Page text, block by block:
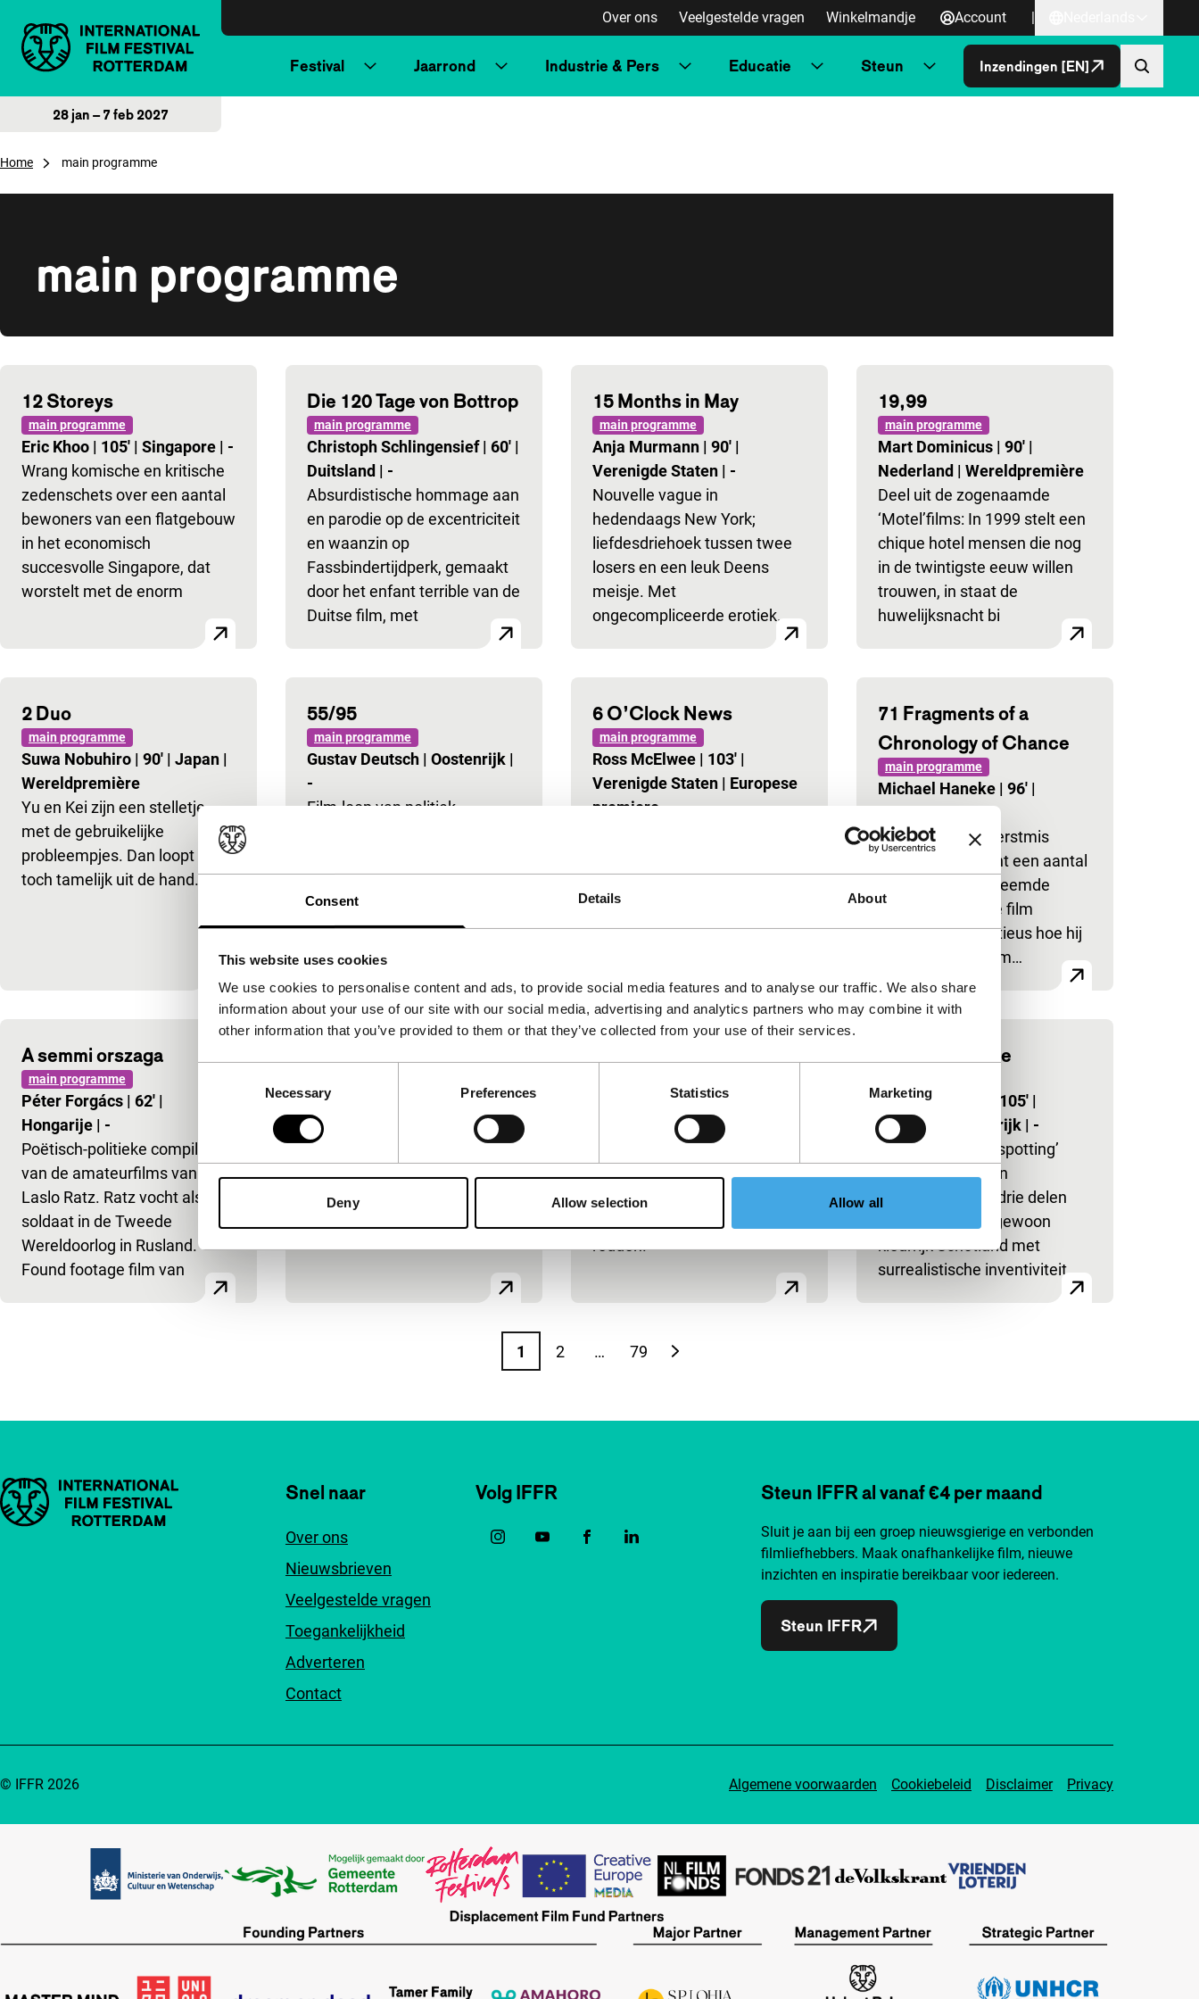
Consent Details About
This website uses cookies
We use cookies to personalise content and ads, to provide social media features and to analyse our traffic. We also share
information about your use of our site with our social media, advertising and analytics partners who may combine it with
other information that you’ve provided to them or that they’ve collected from your use of their services.
Necessary Preferences Statistics Marketing
Deny Allow selection Allow all
Over ons Veelgestelde vragen Winkelmandje Account |
Festival Jaarrond Industrie & Pers Educatie Steun Inzendingen [EN]
28 jan – 7 feb 2027
Home main programme
main programme
12 Storeys
main programme
Eric Khoo | 105' | Singapore | -
Wrang komische en kritische
zedenschets over een aantal
bewoners van een flatgebouw
in het economisch
succesvolle Singapore, dat
worstelt met de enorm
Die 120 Tage von Bottrop
main programme
Christoph Schlingensief| 60' |
Duitsland | -
Absurdistische hommage aan
en parodie op de excentriciteit
en waanzin op
Fassbindertijdperk, gemaakt
door het enfant terrible van de
Duitse film, met
15 Months in May
main programme
Anja Murmann | 90' |
Verenigde Staten | -
Nouvelle vague in
hedendaags New York;
liefdesdriehoek tussen twee
losers en een leuk Deens
meisje. Met
ongecompliceerde erotiek.
19,99
main programme
Mart Dominicus | 90' |
Nederland | Wereldpremière
Deel uit de zogenaamde
‘Motel’films: In 1999 stelt een
chique hotel mensen die nog
in de twintigste eeuw willen
trouwen, in staat de
huwelijksnacht bi
2 Duo
main programme
Suwa Nobuhiro | 90' | Japan |
Wereldpremière
Yu en Kei zijn een stelletje
met de gebruikelijke
probleempjes. Dan loopt het
toch tamelijk uit de hand.
55/95
main programme
Gustav Deutsch | Oostenrijk |
-
Film-loop van politiek
6 O’Clock News
main programme
Ross McElwee | 103' |
Verenigde Staten | Europese
premiere
verbazen.
71 Fragments of a
Chronology of Chance
main programme
Michael Haneke | 96' |
Op de dag voor kerstmis
schiet een student een aantal
hem volkomen vreemde
mensen dood. De film
onderzoekt minutieus hoe hij
tot zijn daad kwam…
A semmi orszaga
main programme
Péter Forgács | 62' |
Hongarije | -
Poëtisch-politieke compilatie
van de amateurfilms van
Laslo Ratz. Ratz vocht als
soldaat in de Tweede
Wereldoorlog in Rusland.
Found footage film van
Harry Cleven België|- James Cameron|171'
Verenigde Staten|
Director’s cut van
spectaculaire SF-actiefilm.
Reddingsduikers moeten
gezonken nucleaire boot
redden.
The Acid House
Paul McGuigan 105' |
Verenigd Koninkrijk | -
Door Irvine ‘Trainspotting’
Welsh geschreven
stadssprookje in drie delen
toont een buitengewoon
kleurrijk Schotland met
surrealistische inventiviteit.
Pagina
1
Pagina
2 …
Pagina
79
Belangrijke links Snel naar
Over ons
Nieuwsbrieven
Veelgestelde vragen
Toegankelijkheid
Adverteren
Contact
Volg IFFR Steun IFFR al vanaf €4 per maand
Sluit je aan bij een groep nieuwsgierige en verbonden
filmliefhebbers. Maak onafhankelijke film, nieuwe
inzichten en inspiratie bereikbaar voor iedereen.
Steun IFFR
Algemene voorwaarden Cookiebeleid Disclaimer Privacy
© IFFR 2026